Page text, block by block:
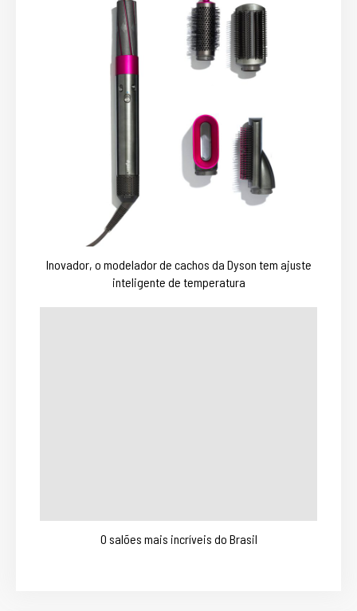
Inovador, o modelador de cachos da Dyson tem ajuste
inteligente de temperatura
O salões mais incríveis do Brasil